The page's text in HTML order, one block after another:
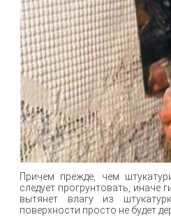
Причем прежде, чем
следует прогрунтовать, иначе
вытянет влагу из
поверхности просто не будет